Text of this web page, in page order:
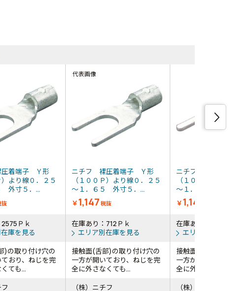
着端子 Ｙ形
）より線０．２５
外寸５．...
抜
代表画像
ニチフ 裸圧着端子 Ｙ形
（１００Ｐ）より線０．２５
～１．６５ 外寸５．...
￥1,147 税抜
ニチフ 裸圧着端
（１００Ｐ）より
～１．６５ 外寸
￥1,147
Ｐｋ
庫を見る
在庫あり：712Ｐｋ
エリア別在庫を見る
在庫あり：156Ｐｋ
エリア別在庫を
)の取り付け穴の
おり、ねじを完
ても...
接触面(舌部)の取り付け穴の
一方が開いており、ねじを完
全に外さなくても...
接触面(舌部)の取
一方が開いており
全に外さなくても...
（株）ニチフ
（株）ニチフ